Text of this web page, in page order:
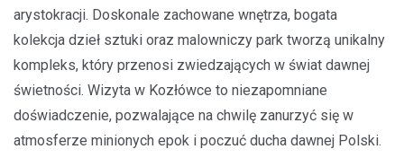
arystokracji. Doskonale zachowane wnętrza, bogata
kolekcja dzieł sztuki oraz malowniczy park tworzą unikalny
kompleks, który przenosi zwiedzających w świat dawnej
świetności. Wizyta w Kozłówce to niezapomniane
doświadczenie, pozwalające na chwilę zanurzyć się w
atmosferze minionych epok i poczuć ducha dawnej Polski.